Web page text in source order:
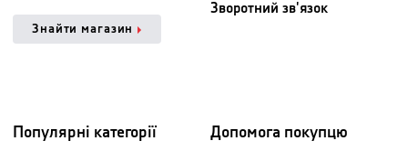
Знайти магазин
Зворотний зв'язок
Популярні категорії Допомога покупцю